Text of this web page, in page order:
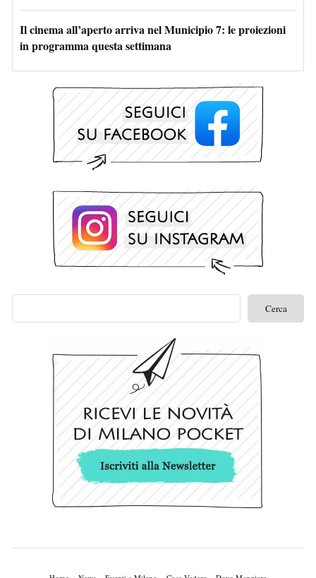
Il cinema all’aperto arriva nel Municipio 7: le proiezioni
in programma questa settimana